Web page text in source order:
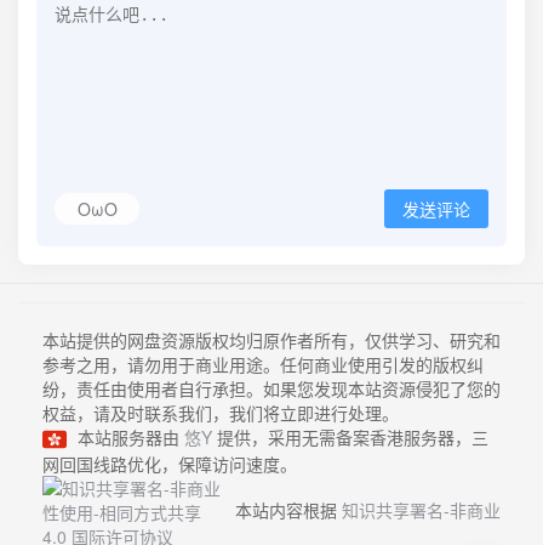
OωO 发送评论
本站提供的网盘资源版权均归原作者所有，仅供学习、研究和
参考之用，请勿用于商业用途。任何商业使用引发的版权纠
纷，责任由使用者自行承担。如果您发现本站资源侵犯了您的
权益，请及时联系我们，我们将立即进行处理。
本站服务器由 悠Y 提供，采用无需备案香港服务器，三
网回国线路优化，保障访问速度。
本站内容根据 知识共享署名-非商业